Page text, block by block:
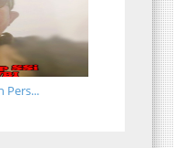
Pers...